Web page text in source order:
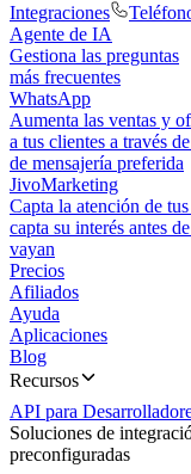
Integraciones
Agente de IA
Gestiona las preguntas
más frecuentes
WhatsApp
Aumenta las ventas y
a tus clientes a través
de mensajería preferida
JivoMarketing
Capta la atención de
capta su interés antes
vayan
Precios
Afiliados
Ayuda
Aplicaciones
Blog
Recursos
API para
Soluciones de
preconfiguradas